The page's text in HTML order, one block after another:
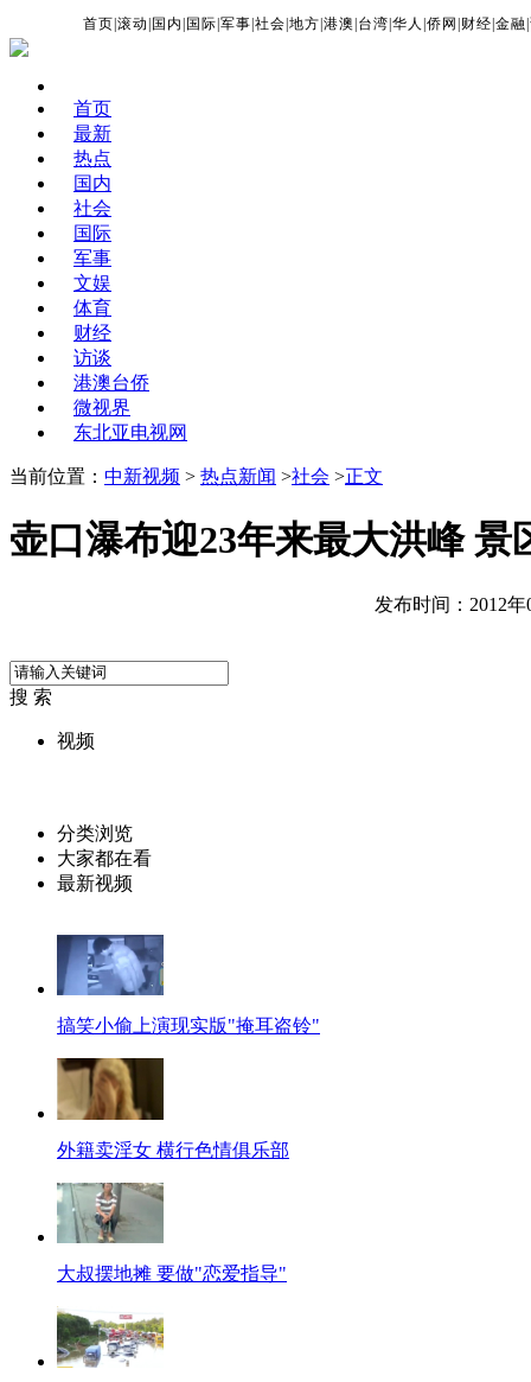
首页 |滚动 国内 国际 |军事 |社会 |地方 |港澳 台湾 |华人 |侨网 财经 |金融 |
首页
最新
热点
国内
社会
国际
军事
文娱
体育
财经
访谈
港澳台侨
微视界
东北亚电视网
当前位置： 中新视频 > 热点新闻 >社会 >正文
壶口瀑布迎23年来最大洪峰 景
发布时间：2012年
搜 索
视频
分类浏览
大家都在看
最新视频
搞笑小偷上演现实版"掩耳盗铃"
外籍卖淫女 横行色情俱乐部
大叔摆地摊 要做"恋爱指导"